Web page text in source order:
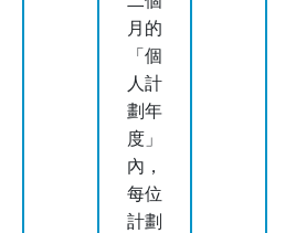
月的
「個
人計
劃年
度」
內，
每位
計劃